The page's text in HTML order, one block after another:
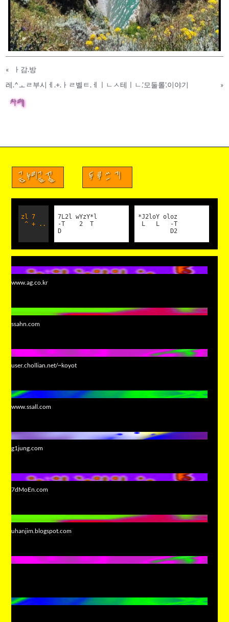
«
ㅏ감.방
레.^ㅗㄹ부시ㅔ.+.ㅏㄹ벨ㅌ.ㅔㅣㄴㅅ테ㅣㄴ.'모둘롤'.이야기
»
차례
금누리글꼴 두루쓰기
zl 7
^ + ..
7L2l wYzY*l
-T 2 T
D
*J2loY oloz
L L -T
D2
www.ag.co.kr
ssahn.com
user.chollian.net/~koyot
www.ssall.com
g1jung.com
7dMoEn.com
uhanjim.blogspot.com